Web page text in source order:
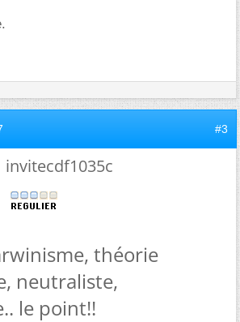
#3
invitecdf1035c
théorie
neutraliste,
le point!!